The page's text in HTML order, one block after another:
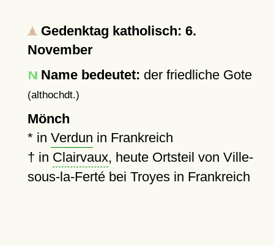
Gedenktag katholisch: 6.
November
Name bedeutet: der friedliche Gote
(althochdt.)
Mönch
* in Verdun in Frankreich
† in Clairvaux, heute Ortsteil von Ville-
sous-la-Ferté bei Troyes in Frankreich